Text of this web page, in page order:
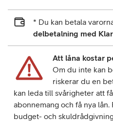
* Du kan betala
delbetalning med
Att låna kostar
Om du inte kan
riskerar du en
kan leda till svårigheter att
abonnemang och få nya
budget- och